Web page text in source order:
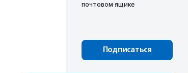
почтовом ящике
Подписаться